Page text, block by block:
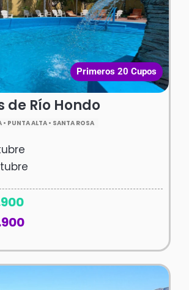
de Río Hondo
• PUNTA ALTA • SANTA ROSA
Primeros 20 Cupos